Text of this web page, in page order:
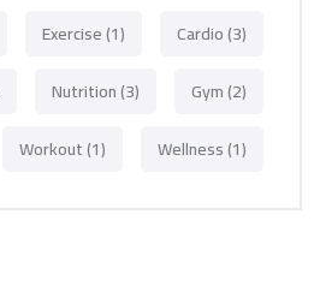
Cardio(3)
Exercise(1)
Gym(2)
Nutrition(3)
Wellness(1)
Workout(1)